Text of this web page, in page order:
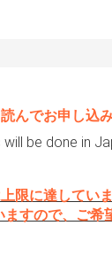
んでお申し込
be done in
限に達してい
すので、ご